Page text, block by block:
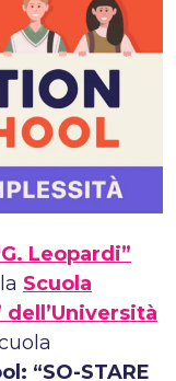
Leopardi”
Scuola
“SO-STARE